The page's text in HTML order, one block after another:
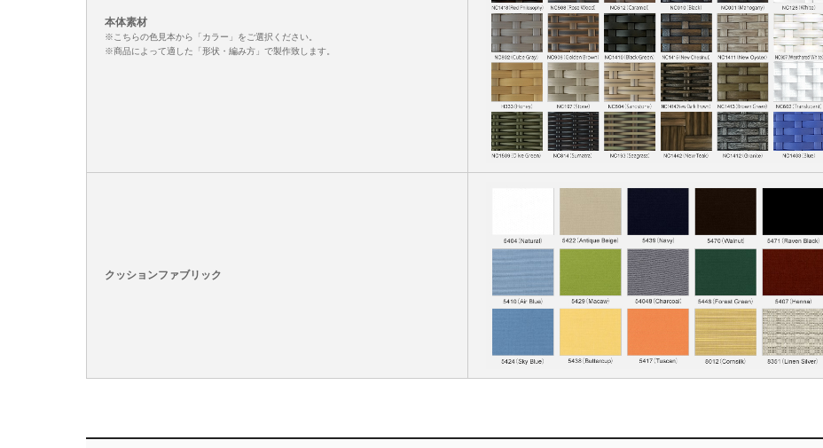
本体素材
※こちらの色見本から「カラー」をご選択ください。
※商品によって適した「形状・編み方」で製作致します。
クッションファブリック